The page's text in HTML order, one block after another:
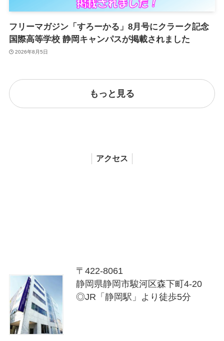
フリーマガジン「すろーかる」8月号にクラーク記念
国際高等学校 静岡キャンパスが掲載されました
2026年8月5日
もっと見る
アクセス
〒422-8061
静岡県静岡市駿河区森下町4-20
◎JR「静岡駅」より徒歩5分